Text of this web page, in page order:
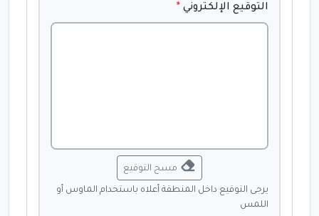
التوقيع الإلكتروني *
مسح التوقيع
يرجى التوقيع داخل المنطقة أعلاه باستخدام الماوس أو
اللمس